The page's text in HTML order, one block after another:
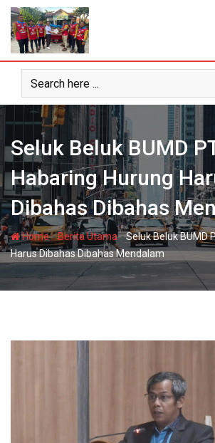
Skip
content
Seluk Beluk BUMD
Habaring Hurung
Dibahas Dibahas
Home-Berita Utama-Seluk Beluk BUMD
Harus Dibahas Dibahas Mendalam